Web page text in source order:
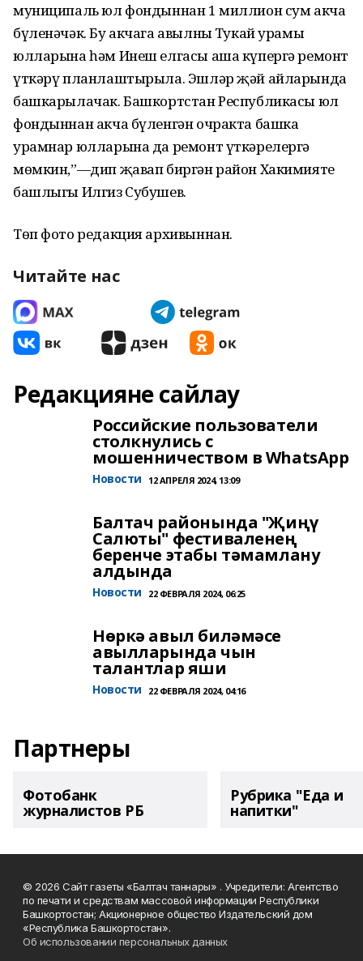
муниципаль юл фондыннан 1 миллион сум акча
бүленәчәк. Бу акчага авылның Тукай урамы
юлларына һәм Инеш елгасы аша күпергә ремонт
үткәрү планлаштырыла. Эшләр җәй айларында
башкарылачак. Башкортстан Республикасы юл
фондыннан акча бүленгән очракта башка
урамнар юлларына да ремонт үткәрелергә
мөмкин,”—дип җавап биргән район Хакимияте
башлыгы Илгиз Субушев.
Төп фото редакция архивыннан.
Читайте нас
Редакцияне сайлау
Российские пользователи
столкнулись с
мошенничеством в WhatsApp
Новости 12 АПРЕЛЯ 2024, 13:09
Балтач районында "Җиңү
Салюты" фестиваленең
беренче этабы тәмамлану
алдында
Новости 22 ФЕВРАЛЯ 2024, 06:25
Нөркә авыл биләмәсе
авылларында чын
талантлар яши
Новости 22 ФЕВРАЛЯ 2024, 04:16
Партнеры
Фотобанк
журналистов РБ
Рубрика "Еда и
напитки"
© 2026 Сайт газеты «Балтач таннары» . Учредители: Агентство
по печати и средствам массовой информации Республики
Башкортостан; Акционерное общество Издательский дом
«Республика Башкортостан».
Об использовании персональных данных